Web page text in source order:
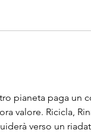
pianeta paga un
valore. Ricicla,
verso un